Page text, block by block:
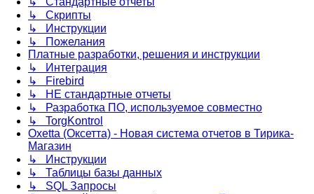
↳ Скрипты
↳ Инструкции
↳ Пожелания
Платные разработки, решения и инструкции
↳ Интеграция
↳ Firebird
↳ НЕ стандартные отчеты
↳ Разработка ПО, используемое совместно
↳ TorgKontrol
Oxetta (Оксетта) - Новая система отчетов в Тирика-
Магазин
↳ Инструкции
↳ Таблицы базы данных
↳ SQL Запросы